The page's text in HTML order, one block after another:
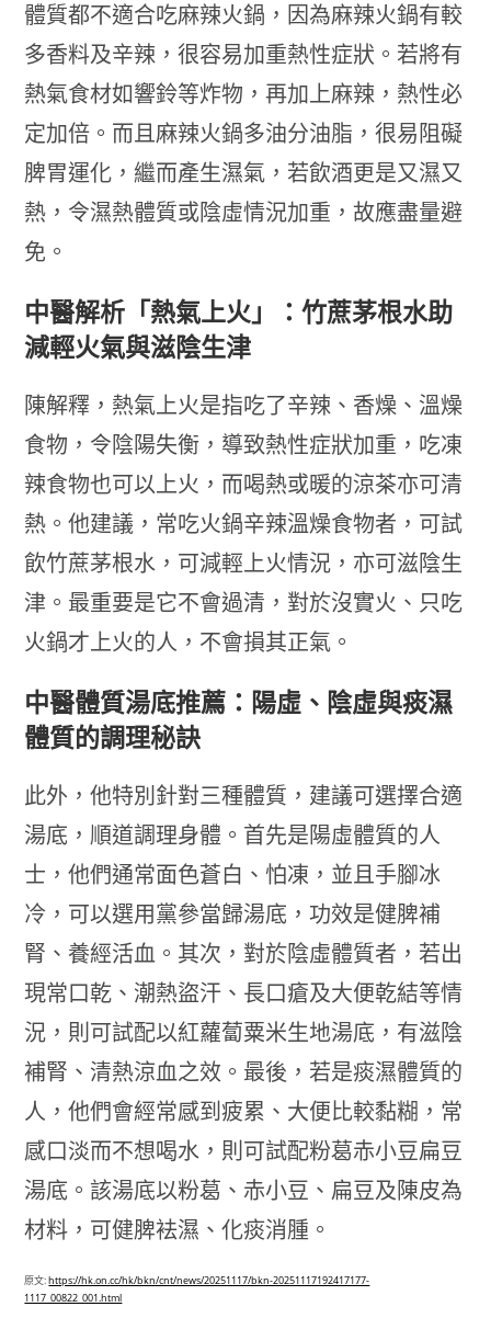
體質都不適合吃麻辣火鍋，因為麻辣火鍋有較
多香料及辛辣，很容易加重熱性症狀。若將有
熱氣食材如響鈴等炸物，再加上麻辣，熱性必
定加倍。而且麻辣火鍋多油分油脂，很易阻礙
脾胃運化，繼而產生濕氣，若飲酒更是又濕又
熱，令濕熱體質或陰虛情況加重，故應盡量避
免。
中醫解析「熱氣上火」：竹蔗茅根水助
減輕火氣與滋陰生津
陳解釋，熱氣上火是指吃了辛辣、香燥、溫燥
食物，令陰陽失衡，導致熱性症狀加重，吃凍
辣食物也可以上火，而喝熱或暖的涼茶亦可清
熱。他建議，常吃火鍋辛辣溫燥食物者，可試
飲竹蔗茅根水，可減輕上火情況，亦可滋陰生
津。最重要是它不會過清，對於沒實火、只吃
火鍋才上火的人，不會損其正氣。
中醫體質湯底推薦：陽虛、陰虛與痰濕
體質的調理秘訣
此外，他特別針對三種體質，建議可選擇合適
湯底，順道調理身體。首先是陽虛體質的人
士，他們通常面色蒼白、怕凍，並且手腳冰
冷，可以選用黨參當歸湯底，功效是健脾補
腎、養經活血。其次，對於陰虛體質者，若出
現常口乾、潮熱盜汗、長口瘡及大便乾結等情
況，則可試配以紅蘿蔔粟米生地湯底，有滋陰
補腎、清熱涼血之效。最後，若是痰濕體質的
人，他們會經常感到疲累、大便比較黏糊，常
感口淡而不想喝水，則可試配粉葛赤小豆扁豆
湯底。該湯底以粉葛、赤小豆、扁豆及陳皮為
材料，可健脾袪濕、化痰消腫。
原文:https://hk.on.cc/hk/bkn/cnt/news/20251117/bkn-20251117192417177-
1117_00822_001.html